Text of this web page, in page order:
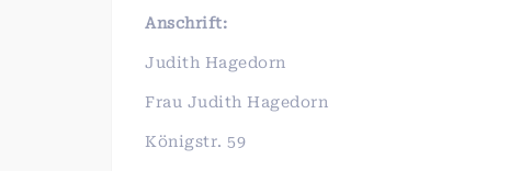
Anschrift:
Judith Hagedorn
Frau Judith Hagedorn
Königstr. 59